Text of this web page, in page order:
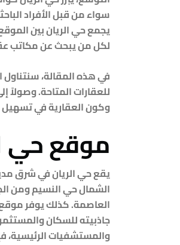
سواء من قبل الأفراد
يجمع حي الريان بين
لكل من يبحث عنمكاتب
في هذه المقالة، سنتناول
للعقارات المتاحة. وصولاً
وكون العقارية في تسهيل
موقع حي
يقعحي الريانفي شرق
الشمال حي النسيم ومن
العاصمة. كذلك يوفر
جاذبيته للسكان
والمستشفيات الرئيسية،